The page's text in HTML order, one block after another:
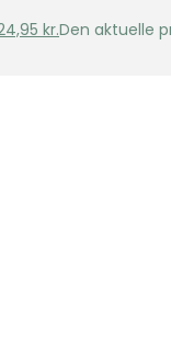
kr.Den aktuelle